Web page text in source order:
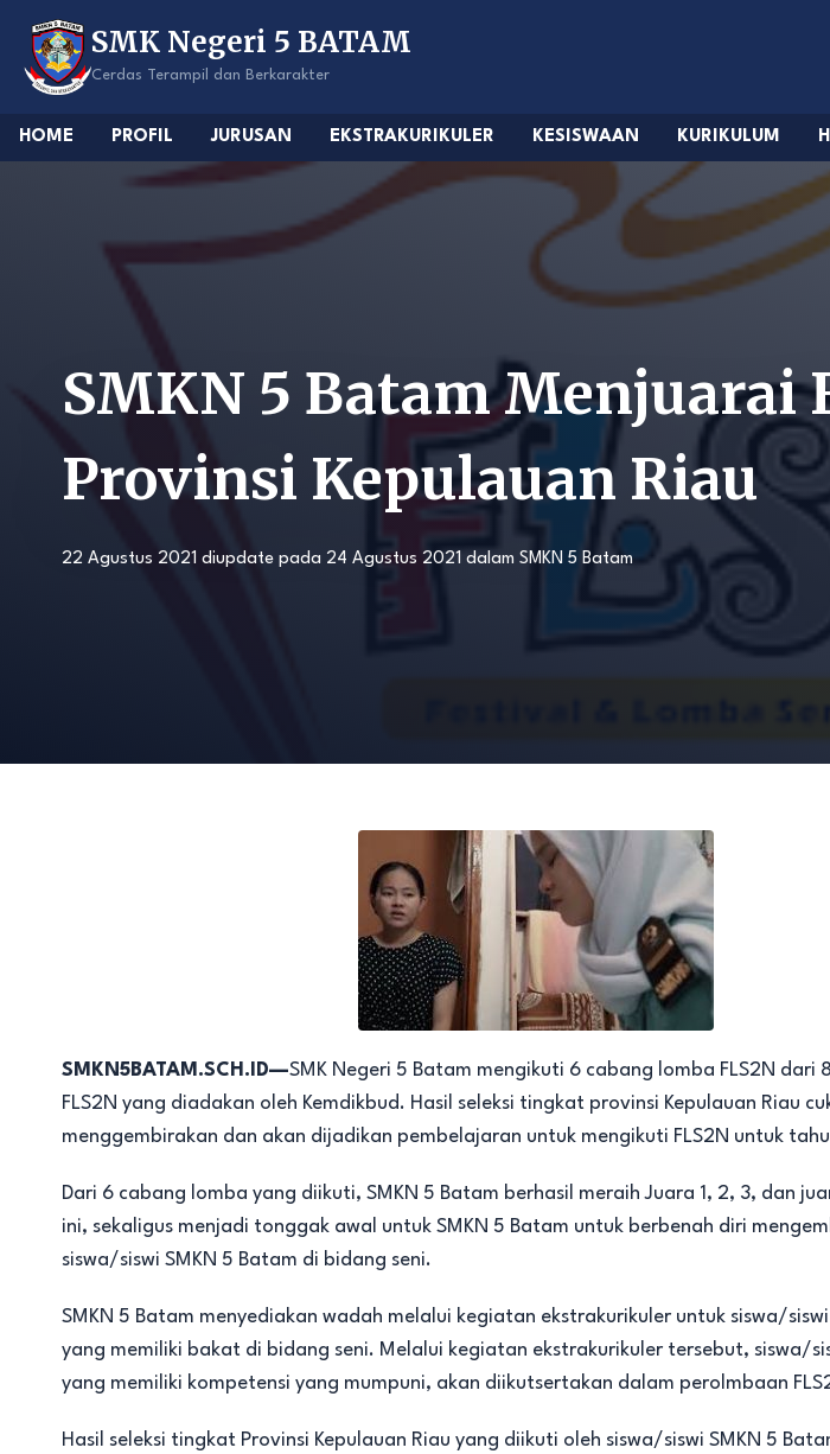
content
SMK Negeri 5 BATAM
Cerdas Terampil dan Berkarakter
HOME PROFIL JURUSAN EKSTRAKURIKULER KESISWAAN KURIKULUM
SMKN 5 Batam Menjuarai
Provinsi Kepulauan Riau
22 Agustus 2021 diupdate pada 24 Agustus 2021 dalam SMKN 5 Batam
SMKN5BATAM.SCH.ID—SMK Negeri 5 Batam mengikuti 6 cabang lomba FLS2N dari
FLS2N yang diadakan oleh Kemdikbud. Hasil seleksi tingkat provinsi Kepulauan Riau
menggembirakan dan akan dijadikan pembelajaran untuk mengikuti FLS2N untuk
Dari 6 cabang lomba yang diikuti, SMKN 5 Batam berhasil meraih Juara 1, 2, 3, dan
ini, sekaligus menjadi tonggak awal untuk SMKN 5 Batam untuk berbenah diri
siswa/siswi SMKN 5 Batam di bidang seni.
SMKN 5 Batam menyediakan wadah melalui kegiatan ekstrakurikuler untuk siswa/siswi
yang memiliki bakat di bidang seni. Melalui kegiatan ekstrakurikuler tersebut, siswa/
yang memiliki kompetensi yang mumpuni, akan diikutsertakan dalam perolmbaan
Hasil seleksi tingkat Provinsi Kepulauan Riau yang diikuti oleh siswa/siswi SMKN 5